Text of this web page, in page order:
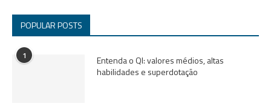
POPULAR POSTS
1
Entenda o QI: valores médios, altas
habilidades e superdotação